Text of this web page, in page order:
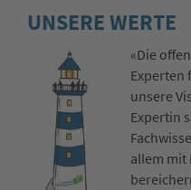
UNSERE WERTE
«Die
Experten
unsere
Expertin
allem mit